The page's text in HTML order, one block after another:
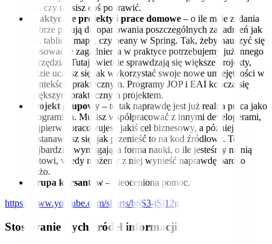
ok, czy musisz coś poprawić.
Praktyczne projekty i prace domowe – o ile małe zadania
dobrze pasują do opanowania poszczególnych zagadnień jak
np. tablice, mapy, czy beany w Spring. Tak, żeby nauczyć się
stosować te zagadnienia w praktyce potrzebujemy już innego
narzędzia. Tutaj świetnie sprawdzają się większe projekty,
gdzie uczysz się jak wykorzystać swoje nowe umiejętności w
kontekście praktycznym. Programy JOP i EAI kończą się
większym praktycznym projektem.
Projekt grupowy – to tak naprawdę jest już realna praca jako
programista. Musisz współpracować z innymi developerami,
najpierw opracowujesz jakiś cel biznesowy, a później
zastanawiasz się, jak przenieść to na kod źródłowy. To
najbardziej wymagająca forma nauki, o ile jesteśmy na nią
gotowi, wtedy możemy z niej wynieść naprawdę bardzo
dużo.
Grupa kursantów – nieoceniona pomoc.
https://www.youtube.com/shorts/b6S3-jSl12g
Stosowanie złych źródeł informacji